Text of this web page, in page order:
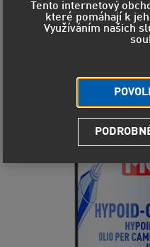
Tento internetový
které pomáhají k
Využíváním našich